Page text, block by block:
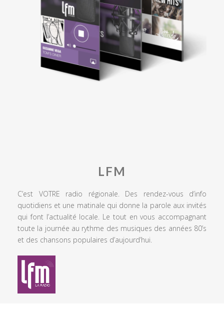
LFM
C’est VOTRE radio régionale. Des rendez-vous d’info
quotidiens et une matinale qui donne la parole aux invités
qui font l’actualité locale. Le tout en vous accompagnant
toute la journée au rythme des musiques des années 80’s
et des chansons populaires d’aujourd’hui.